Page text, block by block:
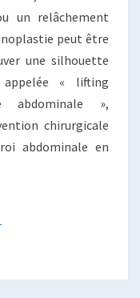
un relâchement
peut être
une silhouette
appelée « lifting
»,
chirurgicale
abdominale en
LA SUITE